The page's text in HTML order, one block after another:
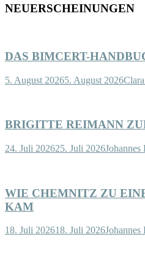
NEUERSCHEINUNGEN
DAS BIMCERT-
5. August 20265. August 2026
BRIGITTE REIMANN
24. Juli 202625. Juli 2026Johannes
WIE CHEMNITZ ZU
KAM
18. Juli 202618. Juli 2026Johannes